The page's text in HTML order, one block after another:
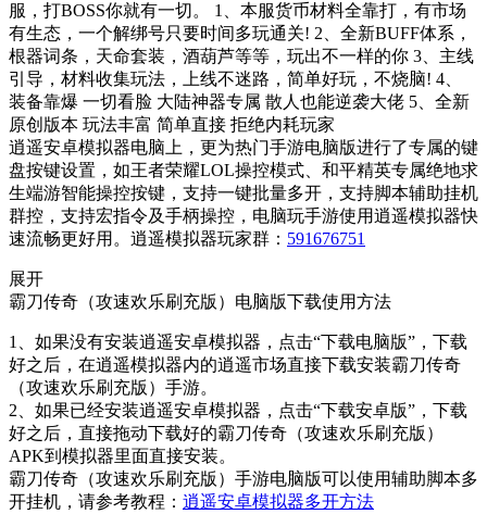
服，打BOSS你就有一切。 1、本服货币材料全靠打，有市场
有生态，一个解绑号只要时间多玩通关! 2、全新BUFF体系，
根器词条，天命套装，酒葫芦等等，玩出不一样的你 3、主线
引导，材料收集玩法，上线不迷路，简单好玩，不烧脑! 4、
装备靠爆 一切看脸 大陆神器专属 散人也能逆袭大佬 5、全新
原创版本 玩法丰富 简单直接 拒绝内耗玩家
逍遥安卓模拟器电脑上，更为热门手游电脑版进行了专属的键
盘按键设置，如王者荣耀LOL操控模式、和平精英专属绝地求
生端游智能操控按键，支持一键批量多开，支持脚本辅助挂机
群控，支持宏指令及手柄操控，电脑玩手游使用逍遥模拟器快
速流畅更好用。逍遥模拟器玩家群： 591676751
展开
霸刀传奇（攻速欢乐刷充版）电脑版下载使用方法
1、如果没有安装逍遥安卓模拟器，点击“下载电脑版”，下载
好之后，在逍遥模拟器内的逍遥市场直接下载安装霸刀传奇
（攻速欢乐刷充版）手游。
2、如果已经安装逍遥安卓模拟器，点击“下载安卓版”，下载
好之后，直接拖动下载好的霸刀传奇（攻速欢乐刷充版）
APK到模拟器里面直接安装。
霸刀传奇（攻速欢乐刷充版）手游电脑版可以使用辅助脚本多
开挂机，请参考教程： 逍遥安卓模拟器多开方法